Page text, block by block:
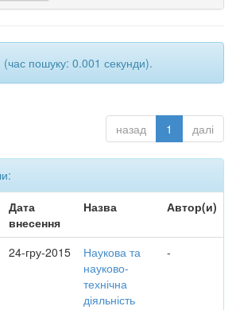
(час пошуку: 0.001 секунди).
назад 1 далі
Дата
внесення
Назва Автор(и)
24-гру-2015
Наукова та
науково-
технічна
діяльність
-